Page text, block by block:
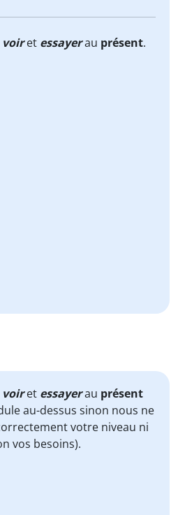
voiret essayerau présent.
voiret essayerau présent
au-dessus sinon nous ne
votre niveau ni
vos besoins).